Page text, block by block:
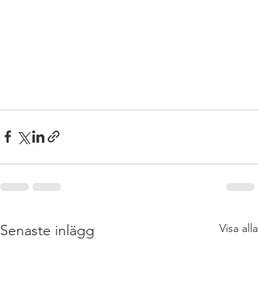
Senaste inlägg Visa alla